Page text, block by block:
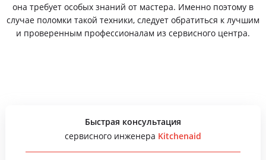
она требует особых знаний от мастера. Именно поэтому в
случае поломки такой техники, следует обратиться к лучшим
и проверенным профессионалам из сервисного центра.
Быстрая консультация
сервисного инженера Kitchenaid